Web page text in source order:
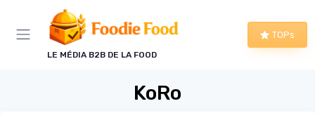
LE MÉDIA B2B DE LA FOOD
TOPs
KoRo
Panneau de gestion des cookies